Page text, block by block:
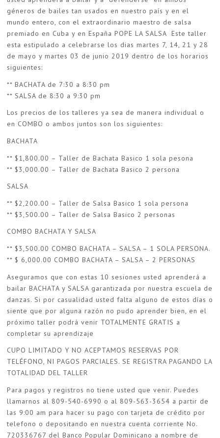
géneros de bailes tan usados en nuestro país y en el
mundo entero, con el extraordinario maestro de salsa
premiado en Cuba y en España POPE LA SALSA Este taller
esta estipulado a celebrarse los dias martes 7, 14, 21 y 28
de mayo y martes 03 de junio 2019 dentro de los horarios
siguientes:
** BACHATA de 7:30 a 8:30 pm
** SALSA de 8:30 a 9:30 pm
Los precios de los talleres ya sea de manera individual o
en COMBO o ambos juntos son los siguientes:
BACHATA
** $1,800.00 – Taller de Bachata Basico 1 sola pesona
** $3,000.00 – Taller de Bachata Basico 2 persona
SALSA
** $2,200.00 – Taller de Salsa Basico 1 sola persona
** $3,500.00 – Taller de Salsa Basico 2 personas
COMBO BACHATA Y SALSA
** $3,500.00 COMBO BACHATA – SALSA – 1 SOLA PERSONA.
** $ 6,000.00 COMBO BACHATA – SALSA – 2 PERSONAS
Aseguramos que con estas 10 sesiones usted aprenderá a
bailar BACHATA y SALSA garantizada por nuestra escuela de
danzas. Si por casualidad usted falta alguno de estos días o
siente que por alguna razón no pudo aprender bien, en el
próximo taller podrá venir TOTALMENTE GRATIS a
completar su aprendizaje
CUPO LIMITADO Y NO ACEPTAMOS RESERVAS POR
TELÉFONO, NI PAGOS PARCIALES. SE REGISTRA PAGANDO LA
TOTALIDAD DEL TALLER
Para pagos y registros no tiene usted que venir. Puedes
llamarnos al 809-540-6990 o al 809-563-3654 a partir de
las 9:00 am para hacer su pago con tarjeta de crédito por
telefono o depositando en nuestra cuenta corriente No.
720336767 del Banco Popular Dominicano a nombre de